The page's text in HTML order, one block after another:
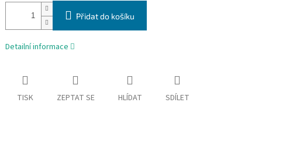
Přidat do košíku
Detailní informace
TISK ZEPTAT SE HLÍDAT SDÍLET